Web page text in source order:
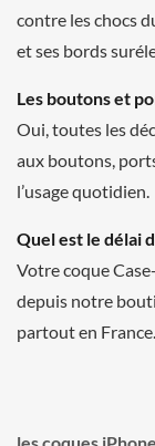
contre les chocs
et ses bords
Les boutons et
Oui, toutes les
aux boutons,
l’usage quotidien.
Quel est le délai
Votre coque
depuis notre
partout en France.